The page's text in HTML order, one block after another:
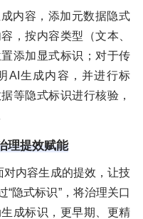
内容，添加元数据隐式
，按内容类型（文本、
添加显式标识；对于传
AI生成内容，并进行标
等隐式标识进行核验，
理提效赋能
对内容生成的提效，让技
隐式标识”，将治理关口
成标识，更早期、更精